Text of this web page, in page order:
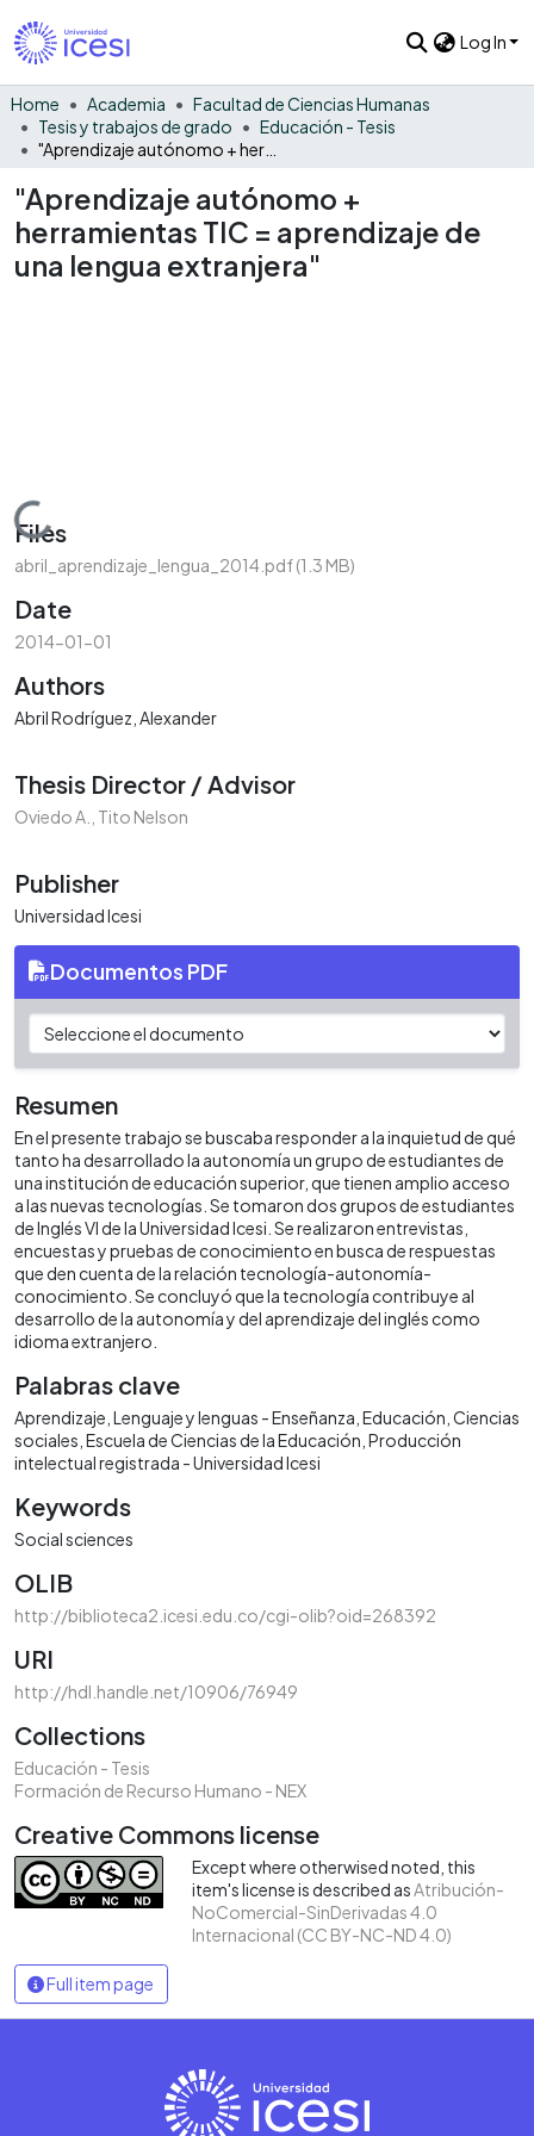
Log In
Home Academia
Facultad de Ciencias Humanas
Tesis y trabajos de grado
Educación - Tesis
"Aprendizaje autónomo +
herramientas TIC = aprendizaje de
una lengua extranjera"
Loading...
Files
abril_aprendizaje_lengua_2014.pdf(1.3 MB)
Date
2014-01-01
Authors
Abril Rodríguez, Alexander
Thesis Director / Advisor
Oviedo A., Tito Nelson
Publisher
Universidad Icesi
Documentos PDF
Resumen
En el presente trabajo se buscaba responder a la inquietud de qué
tanto ha desarrollado la autonomía un grupo de estudiantes de
una institución de educación superior, que tienen amplio acceso
a las nuevas tecnologías. Se tomaron dos grupos de estudiantes
de Inglés VI de la Universidad Icesi. Se realizaron entrevistas,
encuestas y pruebas de conocimiento en busca de respuestas
que den cuenta de la relación tecnología-autonomía-
conocimiento. Se concluyó que la tecnología contribuye al
desarrollo de la autonomía y del aprendizaje del inglés como
idioma extranjero.
Palabras clave
Aprendizaje Lenguaje y lenguas - Enseñanza Educación Ciencias
sociales Escuela de Ciencias de la Educación Producción
intelectual registrada - Universidad Icesi
Keywords
Social sciences
OLIB
http://biblioteca2.icesi.edu.co/cgi-olib?oid=268392
URI
http://hdl.handle.net/10906/76949
Collections
Educación - Tesis
Formación de Recurso Humano - NEX
Creative Commons license
Except where otherwised noted, this
item's license is described asAtribución-
NoComercial-SinDerivadas 4.0
Internacional (CC BY-NC-ND 4.0)
Full item page